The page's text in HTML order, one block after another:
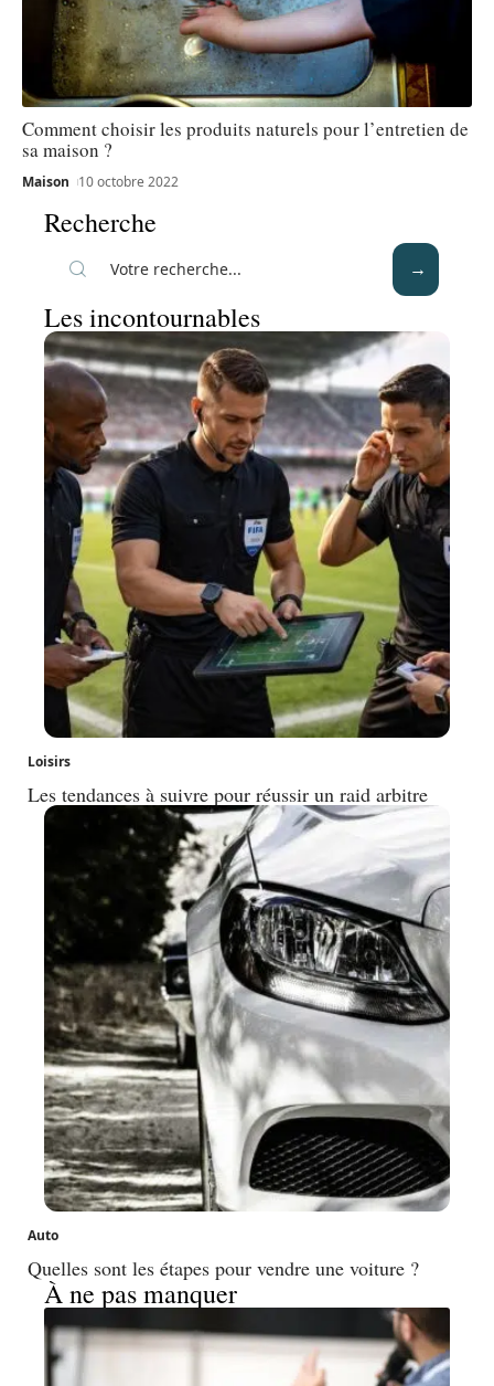
Comment choisir les produits naturels pour l’entretien de
sa maison ?
Maison 10 octobre 2022
Recherche
Les incontournables
Loisirs
Les tendances à suivre pour réussir un raid arbitre
Auto
Quelles sont les étapes pour vendre une voiture ?
À ne pas manquer